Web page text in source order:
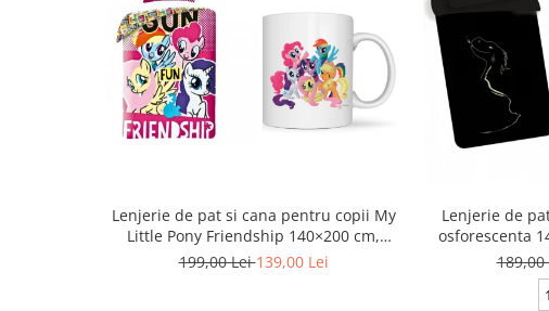
Lenjerie de pat si cana pentru copii My
Little Pony Friendship 140×200 cm,
70×90 cm, Disney, 100% bumbac
199,00 Lei139,00 Lei
Lenjerie de
osforescenta